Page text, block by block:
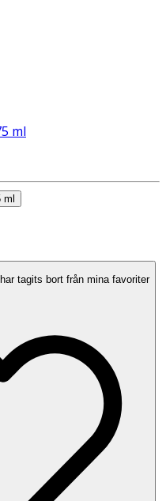
ml
ml
ml har tagits bort från mina favoriter